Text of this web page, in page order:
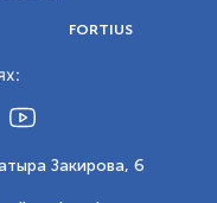
FORTIUS
Закирова, 6